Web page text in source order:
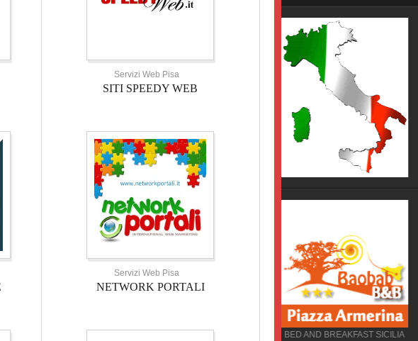
Servizi Web Pisa
SITI SPEEDY WEB
Servizi Web Pisa
NETWORK PORTALI
BED AND BREAKFAST SICILIA
HOTEL TOSCANA
HOTEL NOVECENTO
CAMPEGGIO TOSCANA